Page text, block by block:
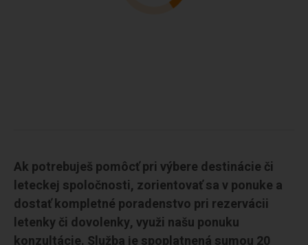
Ak potrebuješ pomôcť pri výbere destinácie či
leteckej spoločnosti, zorientovať sa v ponuke a
dostať kompletné poradenstvo pri rezervácii
letenky či dovolenky, využi našu ponuku
konzultácie. Služba je spoplatnená sumou 20